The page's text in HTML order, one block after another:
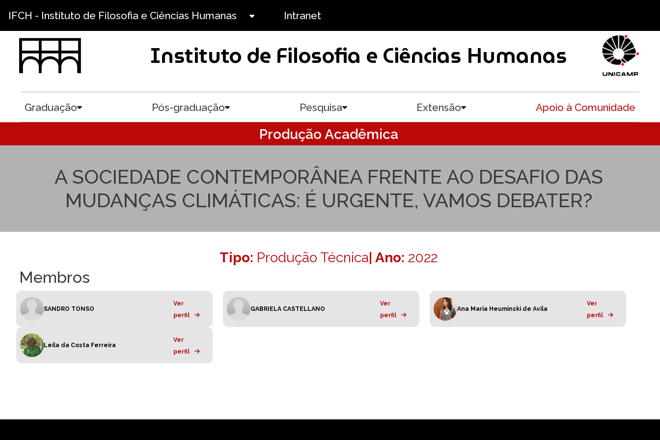
IFCH - Instituto de Filosofia e Ciências Humanas Intranet
Instituto de Filosofia e Ciências Humanas
Graduação Pós-graduação Pesquisa Extensão Apoio à Comunidade
Produção Acadêmica
A SOCIEDADE CONTEMPORÂNEA FRENTE AO DESAFIO DAS
MUDANÇAS CLIMÁTICAS: É URGENTE, VAMOS DEBATER?
Tipo: Produção Técnica| Ano: 2022
Membros
SANDRO TONSO
Ver
perfil
GABRIELA CASTELLANO
Ver
perfil
Ana Maria Heuminski de Avila
Ver
perfil
Leila da Costa Ferreira
Ver
perfil